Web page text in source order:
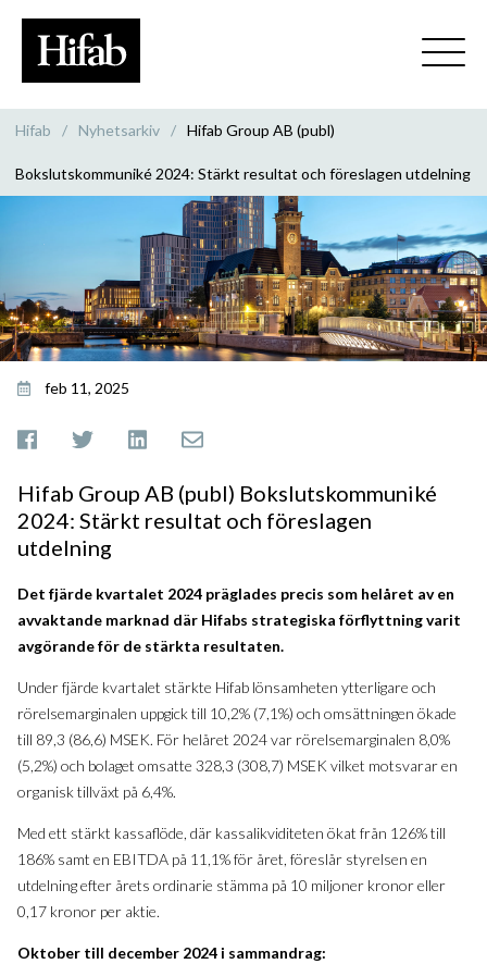
Hifab / Nyhetsarkiv / Hifab Group AB (publ)
Bokslutskommuniké 2024: Stärkt resultat och föreslagen utdelning
feb 11, 2025
Hifab Group AB (publ) Bokslutskommuniké
2024: Stärkt resultat och föreslagen
utdelning
Det fjärde kvartalet 2024 präglades precis som helåret av en
avvaktande marknad där Hifabs strategiska förflyttning varit
avgörande för de stärkta resultaten.
Under fjärde kvartalet stärkte Hifab lönsamheten ytterligare och
rörelsemarginalen uppgick till 10,2% (7,1%) och omsättningen ökade
till 89,3 (86,6) MSEK. För helåret 2024 var rörelsemarginalen 8,0%
(5,2%) och bolaget omsatte 328,3 (308,7) MSEK vilket motsvarar en
organisk tillväxt på 6,4%.
Med ett stärkt kassaflöde, där kassalikviditeten ökat från 126% till
186% samt en EBITDA på 11,1% för året, föreslår styrelsen en
utdelning efter årets ordinarie stämma på 10 miljoner kronor eller
0,17 kronor per aktie.
Oktober till december 2024 i sammandrag: